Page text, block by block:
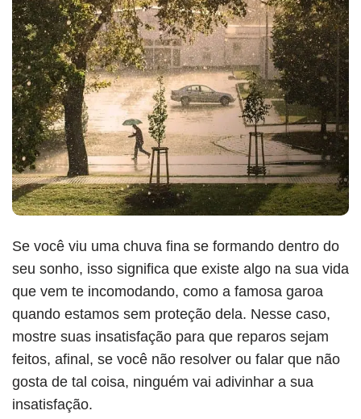
Se você viu uma chuva fina se formando dentro do
seu sonho, isso significa que existe algo na sua vida
que vem te incomodando, como a famosa garoa
quando estamos sem proteção dela. Nesse caso,
mostre suas insatisfação para que reparos sejam
feitos, afinal, se você não resolver ou falar que não
gosta de tal coisa, ninguém vai adivinhar a sua
insatisfação.